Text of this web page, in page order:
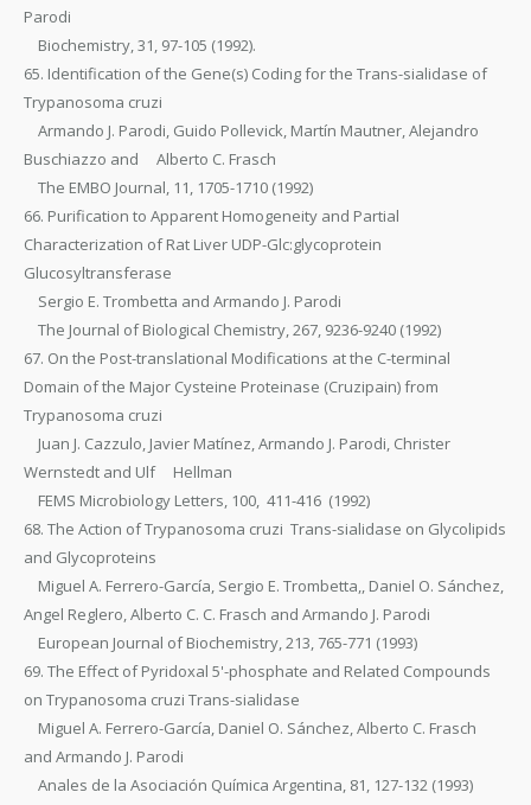
Parodi
Biochemistry, 31, 97-105 (1992).
65. Identification of the Gene(s) Coding for the Trans-sialidase of
Trypanosoma cruzi
Armando J. Parodi, Guido Pollevick, Martín Mautner, Alejandro
Buschiazzo and Alberto C. Frasch
The EMBO Journal, 11, 1705-1710 (1992)
66. Purification to Apparent Homogeneity and Partial
Characterization of Rat Liver UDP-Glc:glycoprotein
Glucosyltransferase
Sergio E. Trombetta and Armando J. Parodi
The Journal of Biological Chemistry, 267, 9236-9240 (1992)
67. On the Post-translational Modifications at the C-terminal
Domain of the Major Cysteine Proteinase (Cruzipain) from
Trypanosoma cruzi
Juan J. Cazzulo, Javier Matínez, Armando J. Parodi, Christer
Wernstedt and Ulf Hellman
FEMS Microbiology Letters, 100, 411-416 (1992)
68. The Action of Trypanosoma cruzi Trans-sialidase on Glycolipids
and Glycoproteins
Miguel A. Ferrero-García, Sergio E. Trombetta,, Daniel O. Sánchez,
Angel Reglero, Alberto C. C. Frasch and Armando J. Parodi
European Journal of Biochemistry, 213, 765-771 (1993)
69. The Effect of Pyridoxal 5'-phosphate and Related Compounds
on Trypanosoma cruzi Trans-sialidase
Miguel A. Ferrero-García, Daniel O. Sánchez, Alberto C. Frasch
and Armando J. Parodi
Anales de la Asociación Química Argentina, 81, 127-132 (1993)